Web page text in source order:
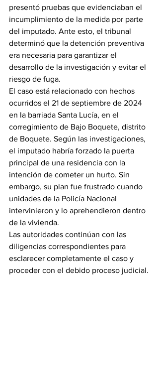
presentó pruebas que evidenciaban el
incumplimiento de la medida por parte
del imputado. Ante esto, el tribunal
determinó que la detención preventiva
era necesaria para garantizar el
desarrollo de la investigación y evitar el
riesgo de fuga.
El caso está relacionado con hechos
ocurridos el 21 de septiembre de 2024
en la barriada Santa Lucía, en el
corregimiento de Bajo Boquete, distrito
de Boquete. Según las investigaciones,
el imputado habría forzado la puerta
principal de una residencia con la
intención de cometer un hurto. Sin
embargo, su plan fue frustrado cuando
unidades de la Policía Nacional
intervinieron y lo aprehendieron dentro
de la vivienda.
Las autoridades continúan con las
diligencias correspondientes para
esclarecer completamente el caso y
proceder con el debido proceso judicial.